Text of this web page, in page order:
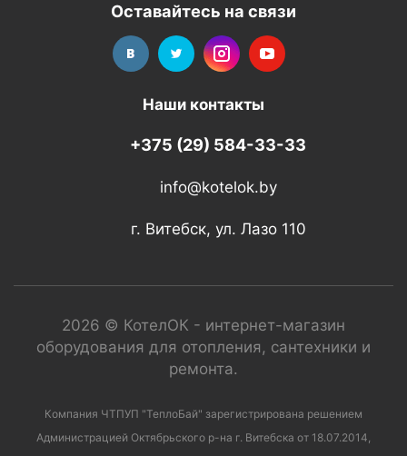
Оставайтесь на связи
Наши контакты
+375 (29) 584-33-33
info@kotelok.by
г. Витебск, ул. Лазо 110
2026 © КотелОК - интернет-магазин
оборудования для отопления, сантехники и
ремонта.
Компания ЧТПУП "ТеплоБай" зарегистрирована решением
Администрацией Октябрьского р-на г. Витебска от 18.07.2014,